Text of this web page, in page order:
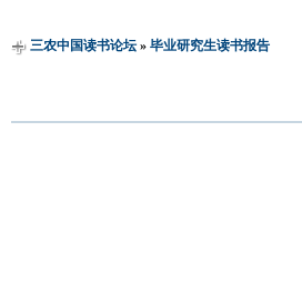
三农中国读书论坛» 毕业研究生读书报告